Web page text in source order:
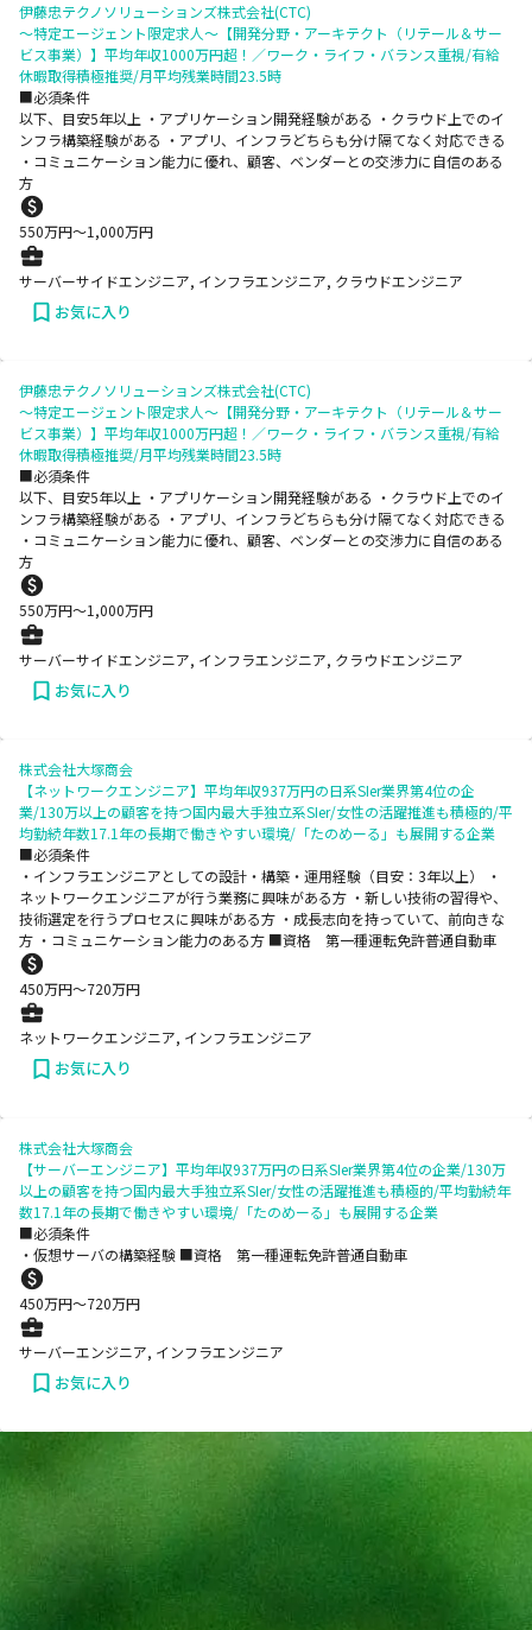
伊藤忠テクノソリューションズ株式会社(CTC)
～特定エージェント限定求人～【開発分野・アーキテクト（リテール＆サー
ビス事業）】平均年収1000万円超！／ワーク・ライフ・バランス重視/有給
休暇取得積極推奨/月平均残業時間23.5時
■必須条件
以下、目安5年以上 ・アプリケーション開発経験がある ・クラウド上でのイ
ンフラ構築経験がある ・アプリ、インフラどちらも分け隔てなく対応できる
・コミュニケーション能力に優れ、顧客、ベンダーとの交渉力に自信のある
方
550万円〜1,000万円
サーバーサイドエンジニア, インフラエンジニア, クラウドエンジニア
お気に入り
伊藤忠テクノソリューションズ株式会社(CTC)
～特定エージェント限定求人～【開発分野・アーキテクト（リテール＆サー
ビス事業）】平均年収1000万円超！／ワーク・ライフ・バランス重視/有給
休暇取得積極推奨/月平均残業時間23.5時
■必須条件
以下、目安5年以上 ・アプリケーション開発経験がある ・クラウド上でのイ
ンフラ構築経験がある ・アプリ、インフラどちらも分け隔てなく対応できる
・コミュニケーション能力に優れ、顧客、ベンダーとの交渉力に自信のある
方
550万円〜1,000万円
サーバーサイドエンジニア, インフラエンジニア, クラウドエンジニア
お気に入り
株式会社大塚商会
【ネットワークエンジニア】平均年収937万円の日系SIer業界第4位の企
業/130万以上の顧客を持つ国内最大手独立系SIer/女性の活躍推進も積極的/平
均勤続年数17.1年の長期で働きやすい環境/「たのめーる」も展開する企業
■必須条件
・インフラエンジニアとしての設計・構築・運用経験（目安：3年以上） ・
ネットワークエンジニアが行う業務に興味がある方 ・新しい技術の習得や、
技術選定を行うプロセスに興味がある方 ・成長志向を持っていて、前向きな
方 ・コミュニケーション能力のある方 ■資格 第一種運転免許普通自動車
450万円〜720万円
ネットワークエンジニア, インフラエンジニア
お気に入り
株式会社大塚商会
【サーバーエンジニア】平均年収937万円の日系SIer業界第4位の企業/130万
以上の顧客を持つ国内最大手独立系SIer/女性の活躍推進も積極的/平均勤続年
数17.1年の長期で働きやすい環境/「たのめーる」も展開する企業
■必須条件
・仮想サーバの構築経験 ■資格 第一種運転免許普通自動車
450万円〜720万円
サーバーエンジニア, インフラエンジニア
お気に入り